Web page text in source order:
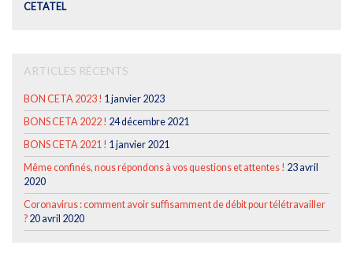
CETATEL
ARTICLES RÉCENTS
BON CETA 2023 ! 1 janvier 2023
BONS CETA 2022 ! 24 décembre 2021
BONS CETA 2021 ! 1 janvier 2021
Même confinés, nous répondons à vos questions et attentes ! 23 avril
2020
Coronavirus : comment avoir suffisamment de débit pour télétravailler
? 20 avril 2020